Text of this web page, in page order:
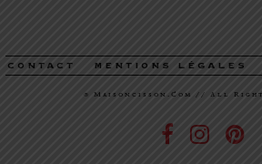
CONTACT MENTIONS LÉGALES
® Maisoncisson.com // All